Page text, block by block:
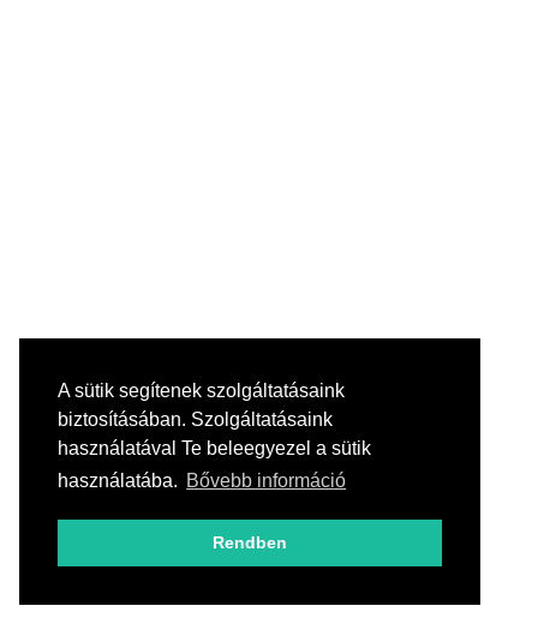
A sütik segítenek szolgáltatásaink
biztosításában. Szolgáltatásaink
használatával Te beleegyezel a sütik
használatába. Bővebb információ
Rendben